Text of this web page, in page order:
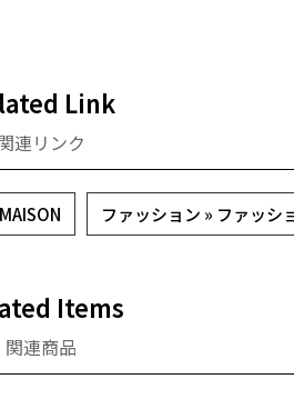
Link
連リンク
ファッション » ファッシ
Items
関連商品